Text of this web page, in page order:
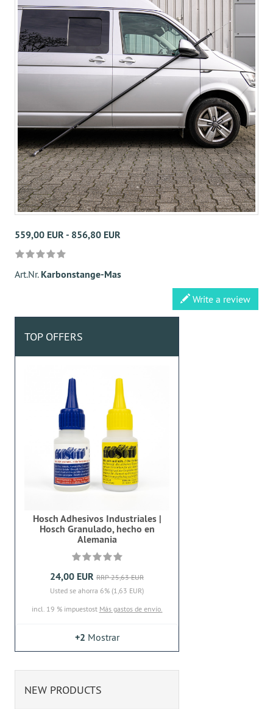
559,00 EUR - 856,80 EUR
Art.Nr. Karbonstange-Mas
Write a review
TOP OFFERS
Hosch Adhesivos Industriales |
Hosch Granulado, hecho en
Alemania
24,00 EUR RRP 25,63 EUR
Usted se ahorra 6% (1,63 EUR)
incl. 19 % impuestost Más gastos de envío.
+2 Mostrar
NEW PRODUCTS